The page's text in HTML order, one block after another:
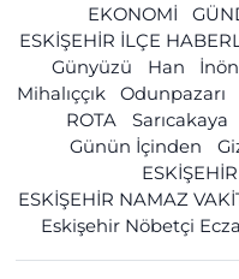
EKONOMİ
ESKİŞEHİR İLÇE
Günyüzü
Han
Mihalıççık
Odunpazarı
ROTA
Sarıcakaya
Günün İçinden
ESKİŞEHİR NAMAZ
Eskişehir Nöbetçi